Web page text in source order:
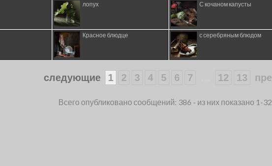
лопух С кочаном капусты
Красное блюдце с серебряным блюдом
следующие 1 2 3 4 5 6 7 12 13
Всего опубликовано сообщений: 386 - из них показано 1-